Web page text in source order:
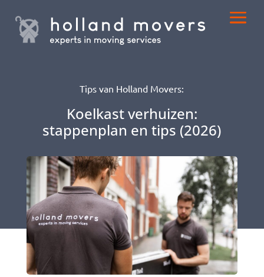
Tips van Holland Movers:
Koelkast verhuizen:
stappenplan en tips (2026)